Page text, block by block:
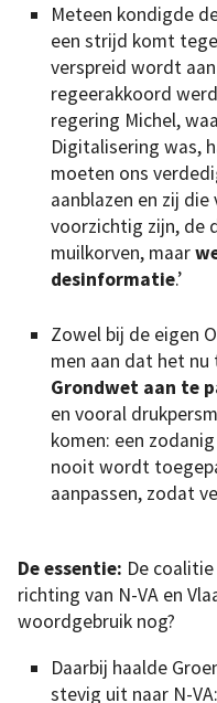
Meteen kondigde
een strijd komt
verspreid wordt
regeerakkoord
regering Michel,
Digitalisering was,
moeten ons
aanblazen en zij
voorzichtig zijn, de
muilkorven, maar
desinformatie.’
Zowel bij de eigen
men aan dat het nu
Grondwet aan te
en vooral
komen: een
nooit wordt
aanpassen, zodat
De essentie: De
richting van N-VA en
woordgebruik nog?
Daarbij haalde
stevig uit naar N-